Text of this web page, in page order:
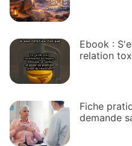
Ebook :
relation
Fiche
demande